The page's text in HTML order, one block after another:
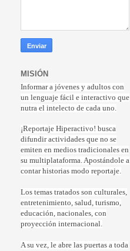
MISIÓN
Informar a jóvenes y adultos con
un lenguaje fácil e interactivo que
nutra el intelecto de cada uno.
¡Reportaje Hiperactivo! busca
difundir actividades que no se
emiten en medios tradicionales en
su multiplataforma. Apostándole a
contar historias modo reportaje.
Los temas tratados son culturales,
entretenimiento, salud, turismo,
educación, nacionales, con
proyección internacional.
A su vez, le abre las puertas a toda